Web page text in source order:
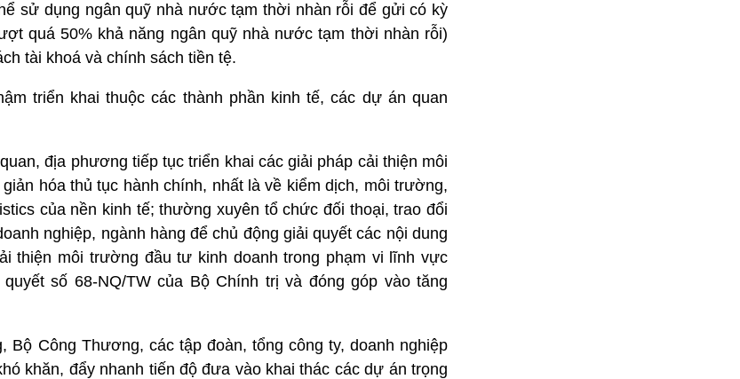
sử dụng ngân quỹ nhà nước tạm thời nhàn rỗi để gửi có kỳ
quá 50% khả năng ngân quỹ nhà nước tạm thời nhàn rỗi)
tài khoá và chính sách tiền tệ.
triển khai thuộc các thành phần kinh tế, các dự án quan
địa phương tiếp tục triển khai các giải pháp cải thiện môi
hóa thủ tục hành chính, nhất là về kiểm dịch, môi trường,
của nền kinh tế; thường xuyên tổ chức đối thoại, trao đổi
nghiệp, ngành hàng để chủ động giải quyết các nội dung
thiện môi trường đầu tư kinh doanh trong phạm vi lĩnh vực
số 68-NQ/TW của Bộ Chính trị và đóng góp vào tăng
Công Thương, các tập đoàn, tổng công ty, doanh nghiệp
khăn, đẩy nhanh tiến độ đưa vào khai thác các dự án trọng